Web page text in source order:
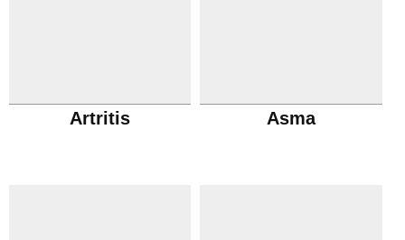
Artritis Asma